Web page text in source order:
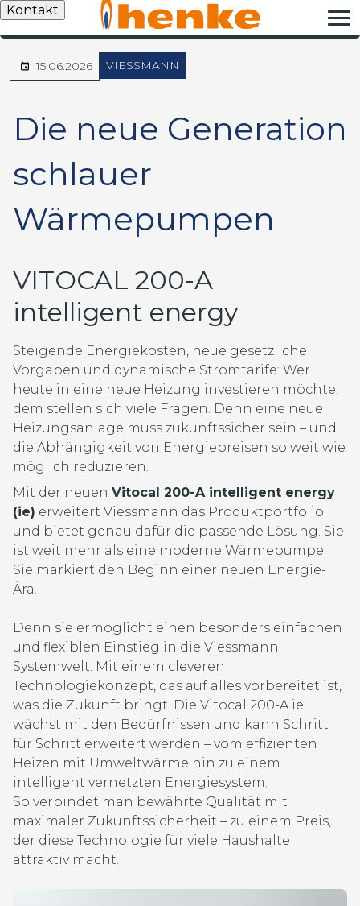
Kontakt
15.06.2026 VIESSMANN
Die neue Generation
schlauer
Wärmepumpen
VITOCAL 200-A
intelligent energy
Steigende Energiekosten, neue gesetzliche
Vorgaben und dynamische Stromtarife: Wer
heute in eine neue Heizung investieren möchte,
dem stellen sich viele Fragen. Denn eine neue
Heizungsanlage muss zukunftssicher sein – und
die Abhängigkeit von Energiepreisen so weit wie
möglich reduzieren.
Mit der neuen Vitocal 200-A intelligent energy
(ie) erweitert Viessmann das Produktportfolio
und bietet genau dafür die passende Lösung. Sie
ist weit mehr als eine moderne Wärmepumpe.
Sie markiert den Beginn einer neuen Energie-
Ära.
Denn sie ermöglicht einen besonders einfachen
und flexiblen Einstieg in die Viessmann
Systemwelt. Mit einem cleveren
Technologiekonzept, das auf alles vorbereitet ist,
was die Zukunft bringt. Die Vitocal 200-A ie
wächst mit den Bedürfnissen und kann Schritt
für Schritt erweitert werden – vom effizienten
Heizen mit Umweltwärme hin zu einem
intelligent vernetzten Energiesystem.
So verbindet man bewährte Qualität mit
maximaler Zukunftssicherheit – zu einem Preis,
der diese Technologie für viele Haushalte
attraktiv macht.